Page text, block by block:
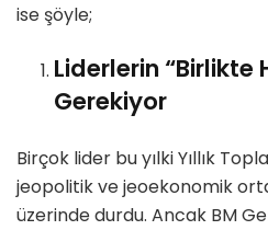
ise şöyle;
Liderlerin “Birlikte
Gerekiyor
Birçok lider bu yılki Yıllık
jeopolitik ve jeoekonomik
üzerinde durdu. Ancak BM